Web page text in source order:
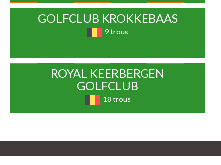
GOLFCLUB KROKKEBAAS
9 trous
ROYAL KEERBERGEN
GOLFCLUB
18 trous